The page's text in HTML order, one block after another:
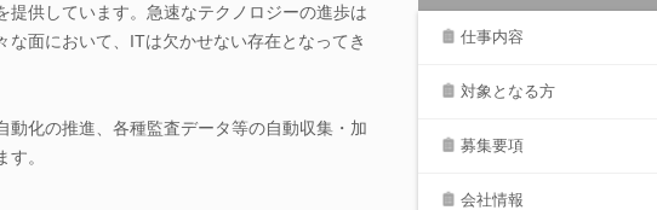
提供しています。急速なテクノロジーの進歩は
面において、ITは欠かせない存在となってき
化の推進、各種監査データ等の自動収集・加
。
仕事内容
対象となる方
募集要項
会社情報